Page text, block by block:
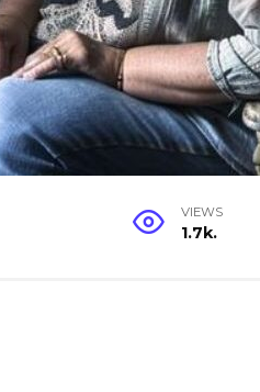
VIEWS
1.7k.